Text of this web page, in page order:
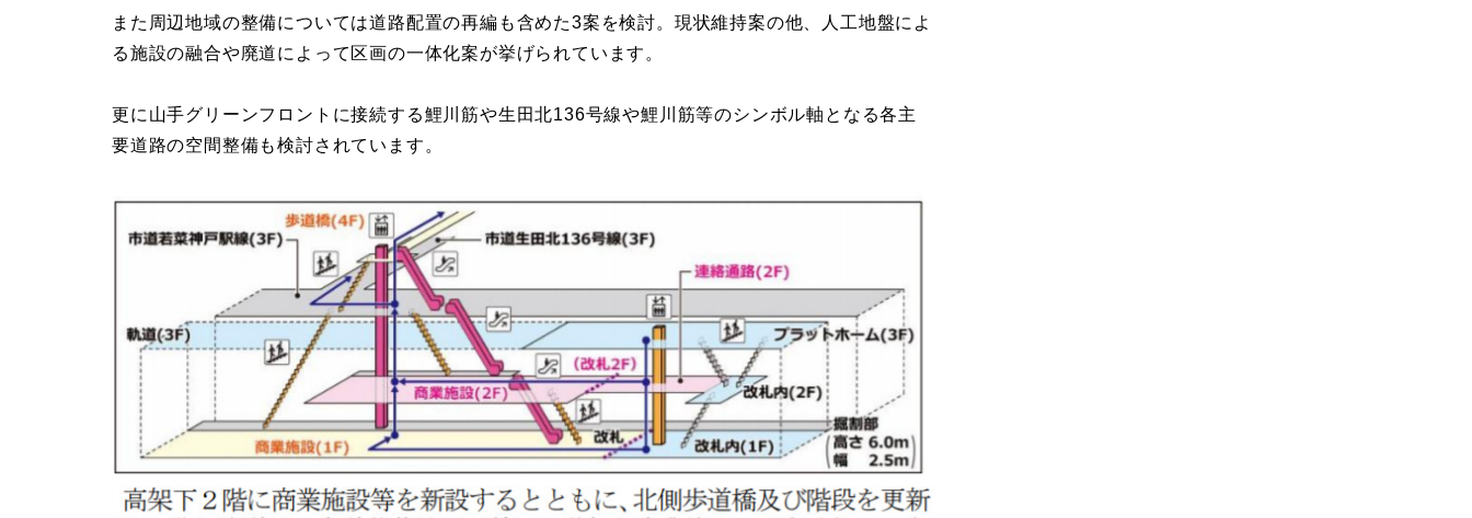
また周辺地域の整備については道路配置の再編も含めた3案を検討。現状維持案の他、人工地盤によ
る施設の融合や廃道によって区画の一体化案が挙げられています。
更に山手グリーンフロントに接続する鯉川筋や生田北136号線や鯉川筋等のシンボル軸となる各主
要道路の空間整備も検討されています。